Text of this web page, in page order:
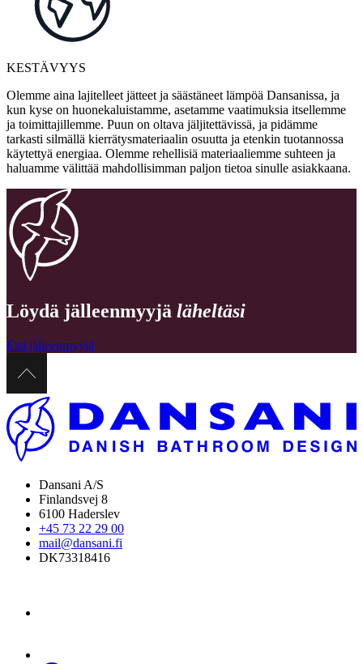
KESTÄVYYS
Olemme aina lajitelleet jätteet ja säästäneet lämpöä Dansanissa, ja
kun kyse on huonekaluistamme, asetamme vaatimuksia itsellemme
ja toimittajillemme. Puun on oltava jäljitettävissä, ja pidämme
tarkasti silmällä kierrätysmateriaalin osuutta ja etenkin tuotannossa
käytettyä energiaa. Olemme rehellisiä materiaaliemme suhteen ja
haluamme välittää mahdollisimman paljon tietoa sinulle asiakkaana.
Löydä jälleenmyyjä läheltäsi
Etsi jälleenmyyjä
Dansani A/S
Finlandsvej 8
6100 Haderslev
+45 73 22 29 00
mail@dansani.fi
DK73318416